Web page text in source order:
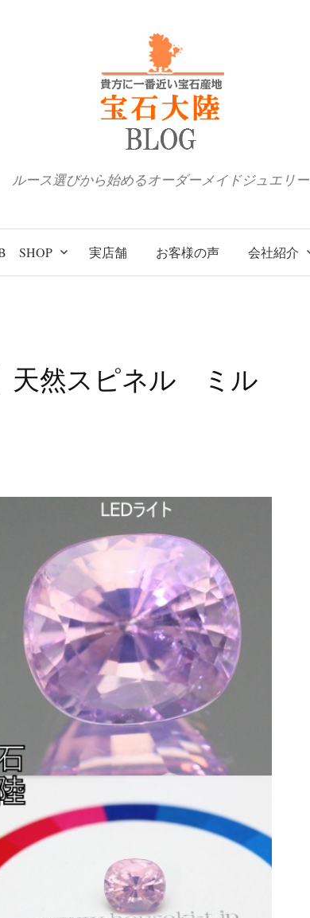
ルース選びから始めるオーダーメイドジュエリー
SHOP 実店舗 お客様の声 会社紹介
天然スピネル ミル